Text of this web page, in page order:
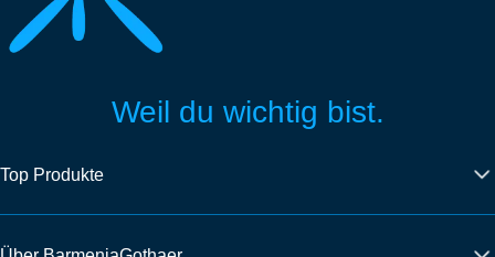
Weil du wichtig bist.
Top Produkte